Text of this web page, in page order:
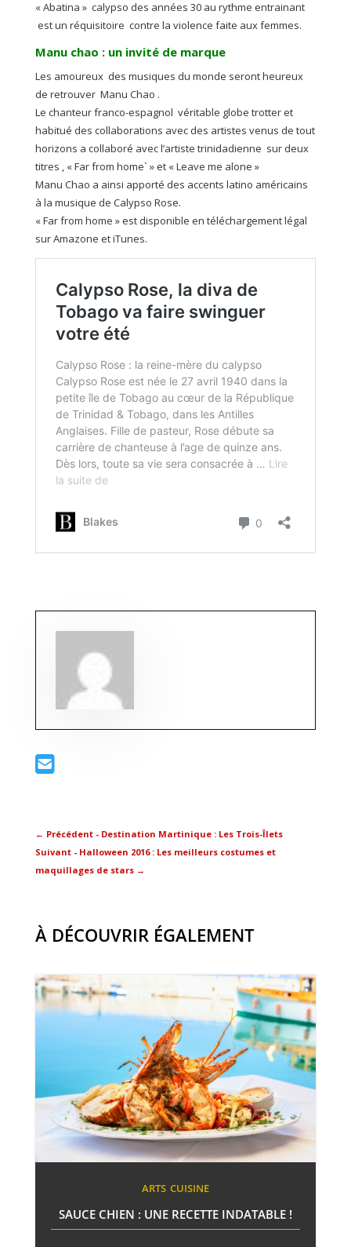
« Abatina » calypso des années 30 au rythme entrainant
est un réquisitoire contre la violence faite aux femmes.
Manu chao : un invité de marque
Les amoureux des musiques du monde seront heureux
de retrouver Manu Chao .
Le chanteur franco-espagnol véritable globe trotter et
habitué des collaborations avec des artistes venus de tout
horizons a collaboré avec l’artiste trinidadienne sur deux
titres , « Far from home` » et « Leave me alone »
Manu Chao a ainsi apporté des accents latino américains
à la musique de Calypso Rose.
« Far from home » est disponible en téléchargement légal
sur Amazone et iTunes.
← Précédent - Destination Martinique : Les Trois-Îlets
Suivant - Halloween 2016 : Les meilleurs costumes et
maquillages de stars→
À DÉCOUVRIR ÉGALEMENT
ARTS CUISINE
SAUCE CHIEN : UNE RECETTE INDATABLE !